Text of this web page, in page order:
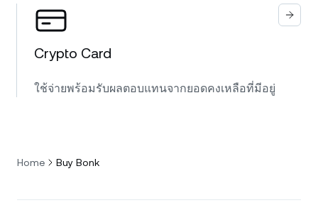
Crypto Card
ใช้จ่ายพร้อมรับผลตอบแทนจากยอดคงเหลือที่มีอยู่
Home Buy Bonk